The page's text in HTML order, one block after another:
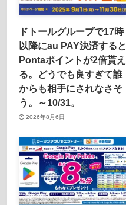
ドトールグループで17時
以降にau PAY決済すると
Pontaポイントが2倍貰え
る。どうでも良すぎて誰
からも相手にされなさそ
う。～10/31。
2026年8月6日